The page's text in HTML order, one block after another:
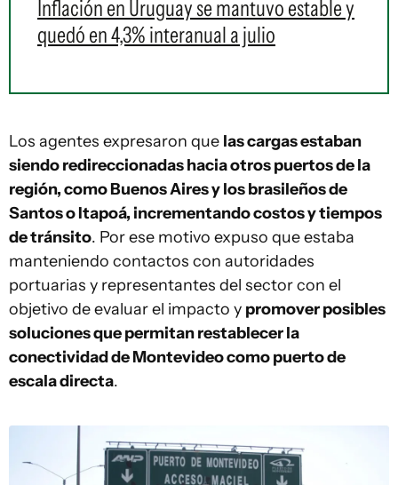
Inflación en Uruguay se mantuvo estable y
quedó en 4,3% interanual a julio
Los agentes expresaron que las cargas estaban
siendo redireccionadas hacia otros puertos de la
región, como Buenos Aires y los brasileños de
Santos o Itapoá, incrementando costos y tiempos
de tránsito. Por ese motivo expuso que estaba
manteniendo contactos con autoridades
portuarias y representantes del sector con el
objetivo de evaluar el impacto y promover posibles
soluciones que permitan restablecer la
conectividad de Montevideo como puerto de
escala directa.